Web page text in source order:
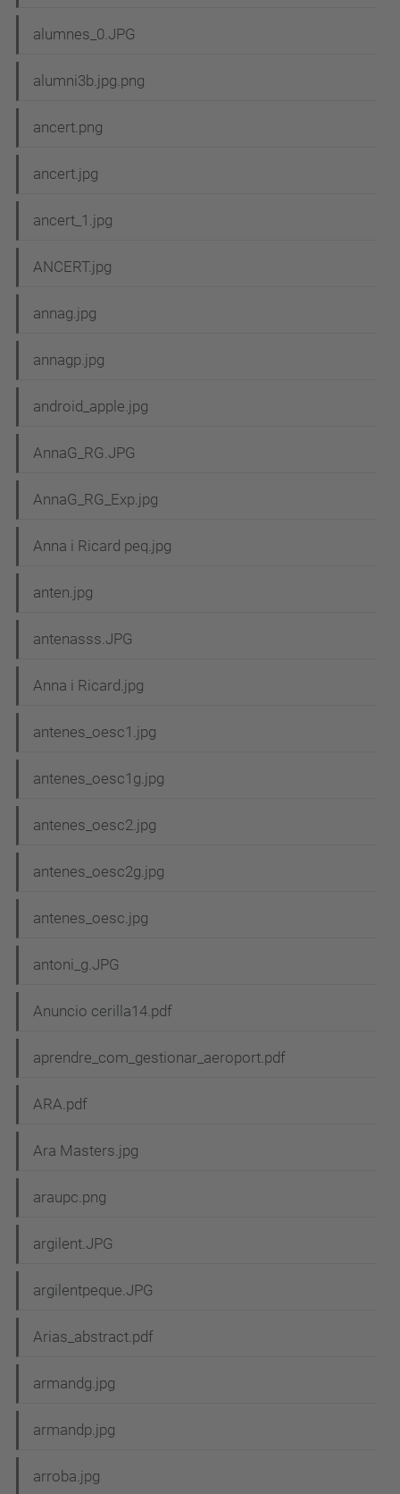
alumnes_0.JPG
alumni3b.jpg.png
ancert.png
ancert.jpg
ancert_1.jpg
ANCERT.jpg
annag.jpg
annagp.jpg
android_apple.jpg
AnnaG_RG.JPG
AnnaG_RG_Exp.jpg
Anna i Ricard peq.jpg
anten.jpg
antenasss.JPG
Anna i Ricard.jpg
antenes_oesc1.jpg
antenes_oesc1g.jpg
antenes_oesc2.jpg
antenes_oesc2g.jpg
antenes_oesc.jpg
antoni_g.JPG
Anuncio cerilla14.pdf
aprendre_com_gestionar_aeroport.pdf
ARA.pdf
Ara Masters.jpg
araupc.png
argilent.JPG
argilentpeque.JPG
Arias_abstract.pdf
armandg.jpg
armandp.jpg
arroba.jpg